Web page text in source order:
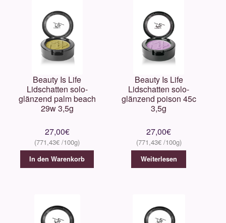
Beauty Is Life
Lidschatten solo-
glänzend palm beach
29w 3,5g
27,00€
771,43€
In den Warenkorb
Beauty Is Life
Lidschatten solo-
glänzend poison 45c
3,5g
27,00€
771,43€
Weiterlesen